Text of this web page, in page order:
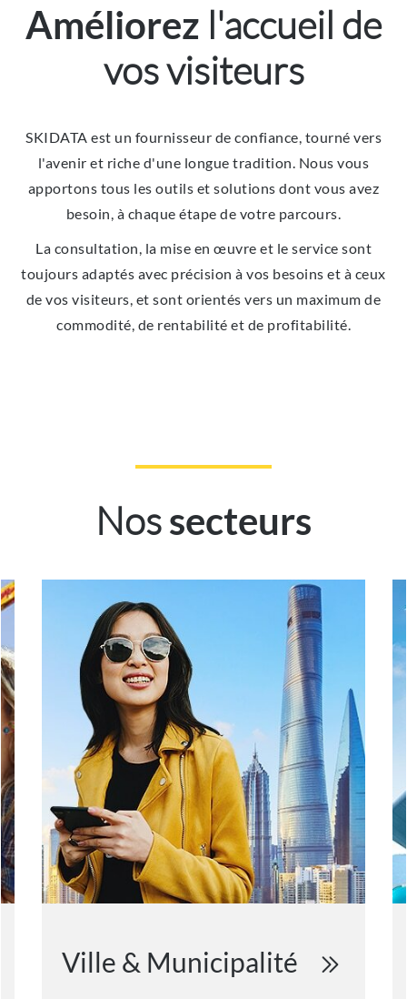
Améliorez l'accueil de
vos visiteurs
SKIDATA est un fournisseur de confiance, tourné vers
l'avenir et riche d'une longue tradition. Nous vous
apportons tous les outils et solutions dont vous avez
besoin, à chaque étape de votre parcours.
La consultation, la mise en œuvre et le service sont
toujours adaptés avec précision à vos besoins et à ceux
de vos visiteurs, et sont orientés vers un maximum de
commodité, de rentabilité et de profitabilité.
Nossecteurs
Ville & Municipalité